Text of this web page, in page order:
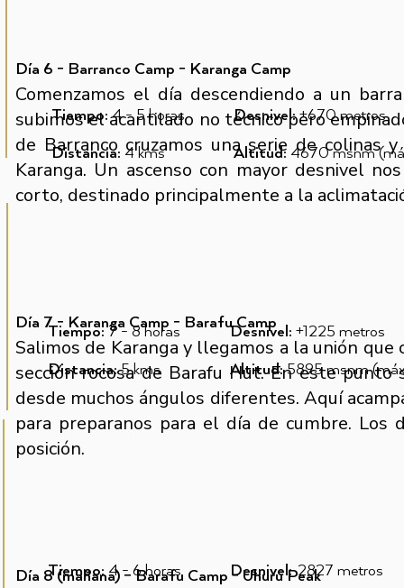
Día 6 - Barranco Camp - Karanga Camp
Comenzamos el día descendiendo a un
subimos el acantilado no técnico pero
de Barranco cruzamos una serie de colinas
Karanga. Un ascenso con mayor desnivel
corto, destinado principalmente a la
Día 7 - Karanga Camp - Barafu Camp
Salimos de Karanga y llegamos a la unión
sección rocosa de Barafu Hut. En este
desde muchos ángulos diferentes. Aquí
para preparanos para el día de cumbre. Los
posición.
Día 8 (mañana) – Barafu Camp - Uhuru Peak
Tiempo:4 - 5horas
Distancia: 4 kms
Desnivel:+670 metros
Altitud: 4670 msnm
Tiempo:7 - 8horas
Distancia:5 kms
Desnivel: +1225 metros
Altitud:5895 msnm
Tiempo:4 - 6horas Desnivel:.2827 metros